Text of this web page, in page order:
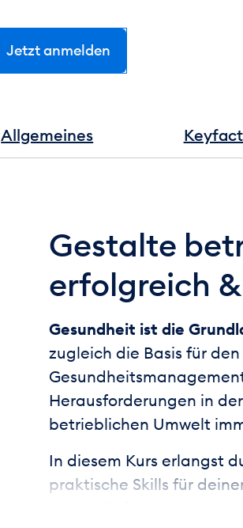
Jetzt anmelden
Allgemeines
Gestalte
erfolgreich
Gesundheit ist die
zugleich die Basis für
Herausforderungen in
betrieblichen Umwelt
In diesem Kurs erlangst
praktische Skills für